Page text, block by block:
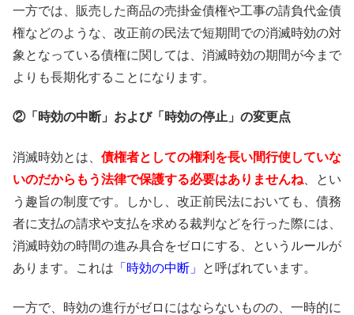
一方では、販売した商品の売掛金債権や工事の請負代金債
権などのような、改正前の民法で短期間での消滅時効の対
象となっている債権に関しては、消滅時効の期間が今まで
よりも長期化することになります。
②「時効の中断」および「時効の停止」の変更点
消滅時効とは、 債権者としての権利を長い間行使していな
いのだからもう法律で保護する必要はありませんね 、とい
う趣旨の制度です。しかし、改正前民法においても、債務
者に支払の請求や支払を求める裁判などを行った際には、
消滅時効の時間の進み具合をゼロにする、というルールが
あります。これは 「時効の中断」 と呼ばれています。
一方で、時効の進行がゼロにはならないものの、一時的に